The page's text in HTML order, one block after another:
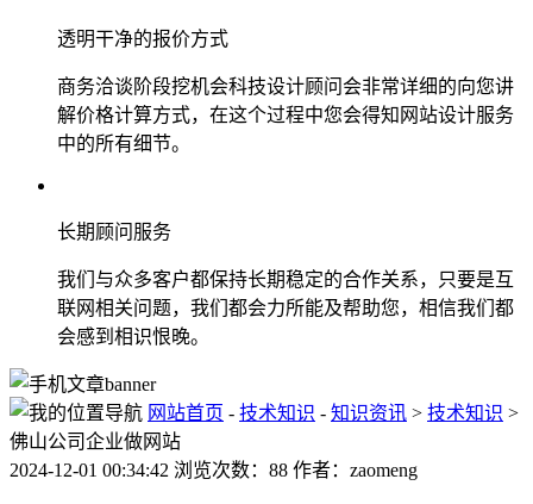
透明干净的报价方式
商务洽谈阶段挖机会科技设计顾问会非常详细的向您讲
解价格计算方式，在这个过程中您会得知网站设计服务
中的所有细节。
长期顾问服务
我们与众多客户都保持长期稳定的合作关系，只要是互
联网相关问题，我们都会力所能及帮助您，相信我们都
会感到相识恨晚。
网站首页 - 技术知识 - 知识资讯 > 技术知识 >
佛山公司企业做网站
2024-12-01 00:34:42 浏览次数：88 作者：zaomeng